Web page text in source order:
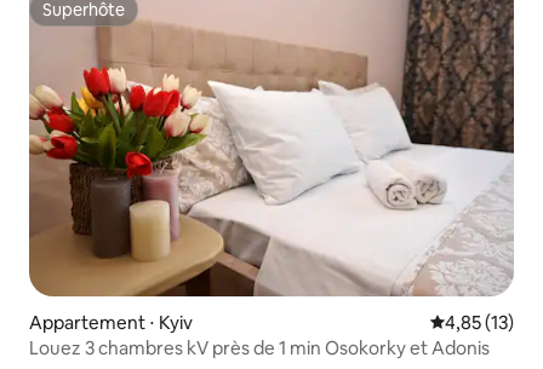
Superhôte
Superhôte
Appartement ⋅ Kyiv Évaluation
4,85 (13)
Louez 3 chambres kV près de 1 min Osokorky et Adonis